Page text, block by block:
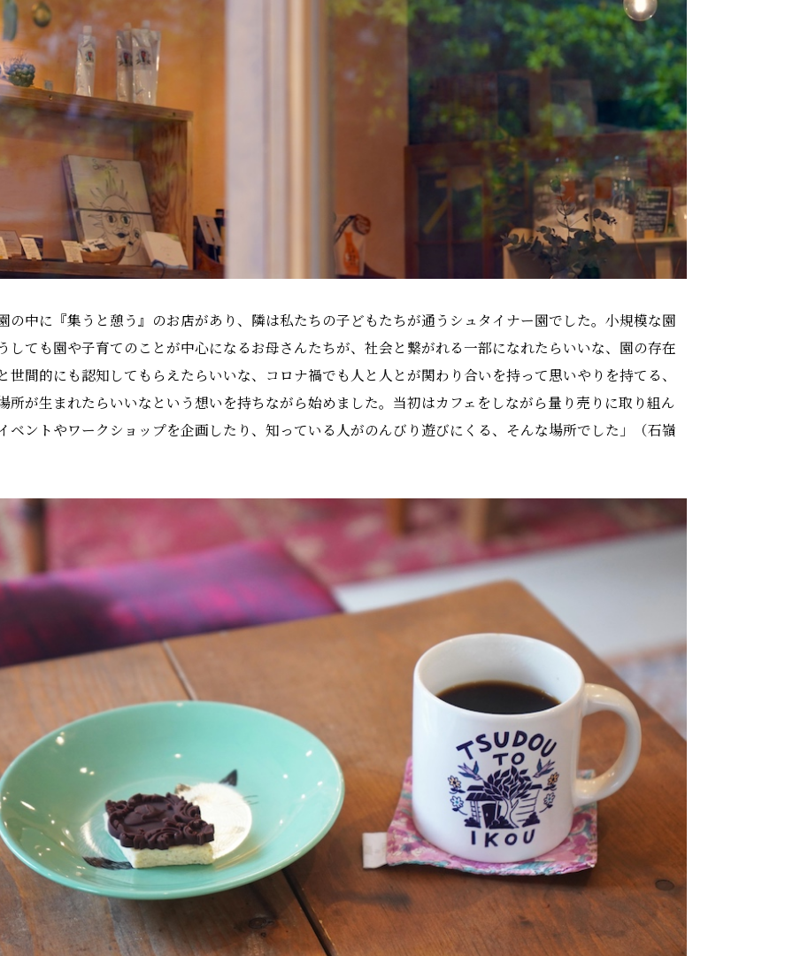
の中に『集うと憩う』のお店があり、隣は私たちの子どもたちが通うシュタイナー園でした。小規模な園
しても園や子育てのことが中心になるお母さんたちが、社会と繋がれる一部になれたらいいな、園の存在
世間的にも認知してもらえたらいいな、コロナ禍でも人と人とが関わり合いを持って思いやりを持てる、
所が生まれたらいいなという想いを持ちながら始めました。当初はカフェをしながら量り売りに取り組ん
ベントやワークショップを企画したり、知っている人がのんびり遊びにくる、そんな場所でした」（石嶺